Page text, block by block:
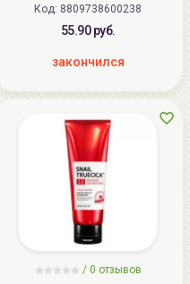
Код: 8809738600238
55.90 руб.
закончился
/ 0 отзывов